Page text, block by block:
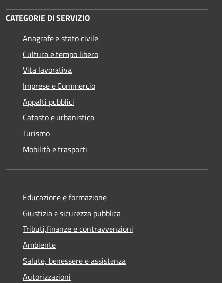
CATEGORIE DI SERVIZIO
Anagrafe e stato civile
Cultura e tempo libero
Vita lavorativa
Imprese e Commercio
Appalti pubblici
Catasto e urbanistica
Turismo
Mobilità e trasporti
Educazione e formazione
Giustizia e sicurezza pubblica
Tributi,finanze e contravvenzioni
Ambiente
Salute, benessere e assistenza
Autorizzazioni